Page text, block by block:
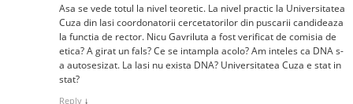
Asa se vede totul la nivel teoretic. La nivel practic la Universitatea
Cuza din Iasi coordonatorii cercetatorilor din puscarii candideaza
la functia de rector. Nicu Gavriluta a fost verificat de comisia de
etica? A girat un fals? Ce se intampla acolo? Am inteles ca DNA s-
a autosesizat. La Iasi nu exista DNA? Universitatea Cuza e stat in
stat?
Reply ↓